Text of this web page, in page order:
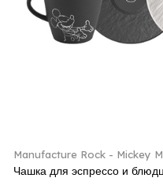
Manufacture Rock - Mickey
Чашка для эспрессо и